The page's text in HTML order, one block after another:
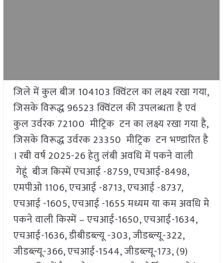
जिले में कुल बीज 104103 क्विंटल का लक्ष्य रखा गया,
जिसके विरूद्ध 96523 क्विंटल की उपलब्धता है एवं
कुल उर्वरक 72100 मीट्रिक टन का लक्ष्य रखा गया है,
जिसके विरूद्ध उर्वरक 23350 मीट्रिक टन भण्डारित है
। रबी वर्ष 2025-26 हेतु लंबी अवधि में पकने वाली
गेहूं बीज किस्में एचआई -8759, एचआई-8498,
एमपीओ 1106, एचआई -8713, एचआई -8737,
एचआई -1605, एचआई -1655 मध्यम या कम अवधि मे
पकने वाली किस्में – एचआई-1650, एचआई-1634,
एचआई-1636, डीबीडब्ल्यू -303, जीडब्ल्यू-322,
जीडब्ल्यू-366, एचआई-1544, जीडब्ल्यू-173, (9)